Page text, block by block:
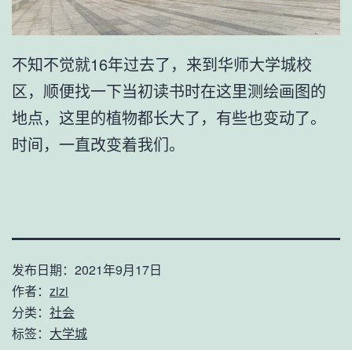
不知不觉就16年过去了，来到华师大学城校
区，顺便找一下当初读书时在这里测绘画图的
地点，这里的植物都长大了，有些也变动了。
时间，一直改变着我们。
发布日期： 2021年9月17日
作者： zizi
分类： 社会
标签： 大学城